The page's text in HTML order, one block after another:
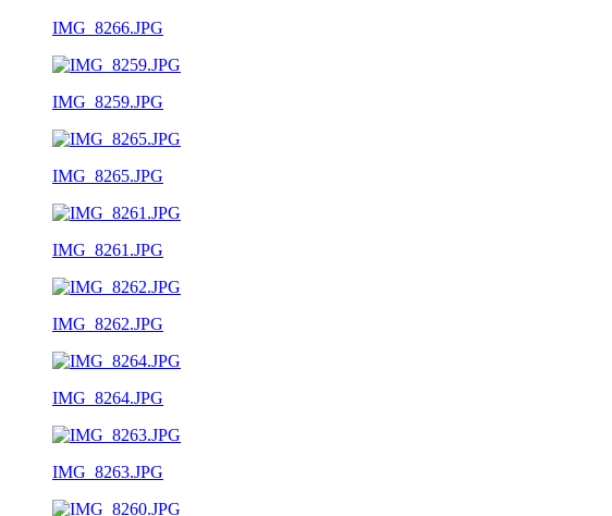
IMG_8266.JPG
IMG_8259.JPG
IMG_8265.JPG
IMG_8261.JPG
IMG_8262.JPG
IMG_8264.JPG
IMG_8263.JPG